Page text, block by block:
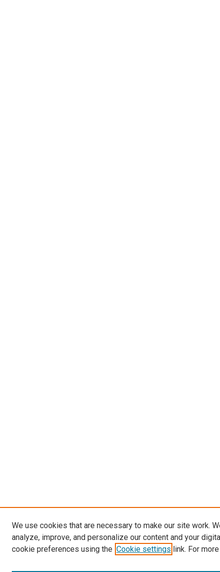
We use cookies that are necessary to make our site work.
analyze, improve, and personalize our content and your
cookie preferences using the Cookie settings link. For